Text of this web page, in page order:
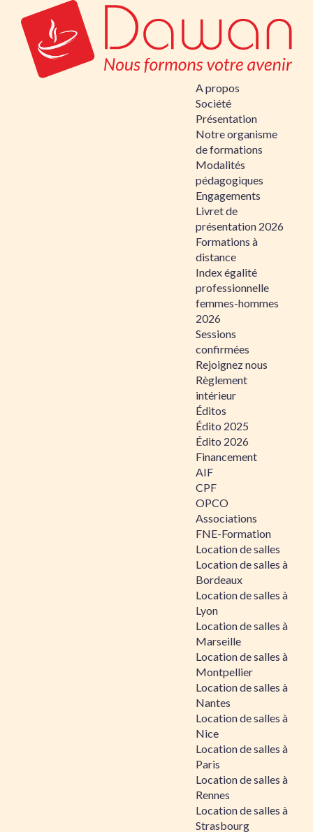
A propos
Société
Présentation
Notre organisme
de formations
Modalités
pédagogiques
Engagements
Livret de
présentation 2026
Formations à
distance
Index égalité
professionnelle
femmes-hommes
2026
Sessions
confirmées
Rejoignez nous
Règlement
intérieur
Éditos
Édito 2025
Édito 2026
Financement
AIF
CPF
OPCO
Associations
FNE-Formation
Location de salles
Location de salles à
Bordeaux
Location de salles à
Lyon
Location de salles à
Marseille
Location de salles à
Montpellier
Location de salles à
Nantes
Location de salles à
Nice
Location de salles à
Paris
Location de salles à
Rennes
Location de salles à
Strasbourg